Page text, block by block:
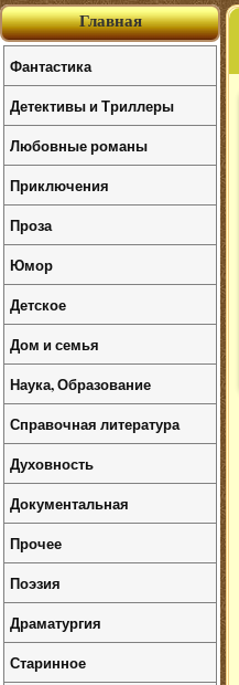
Главная
Фантастика
Детективы и Триллеры
Любовные романы
Приключения
Проза
Юмор
Детское
Дом и семья
Наука, Образование
Справочная литература
Духовность
Документальная
Прочее
Поэзия
Драматургия
Старинное